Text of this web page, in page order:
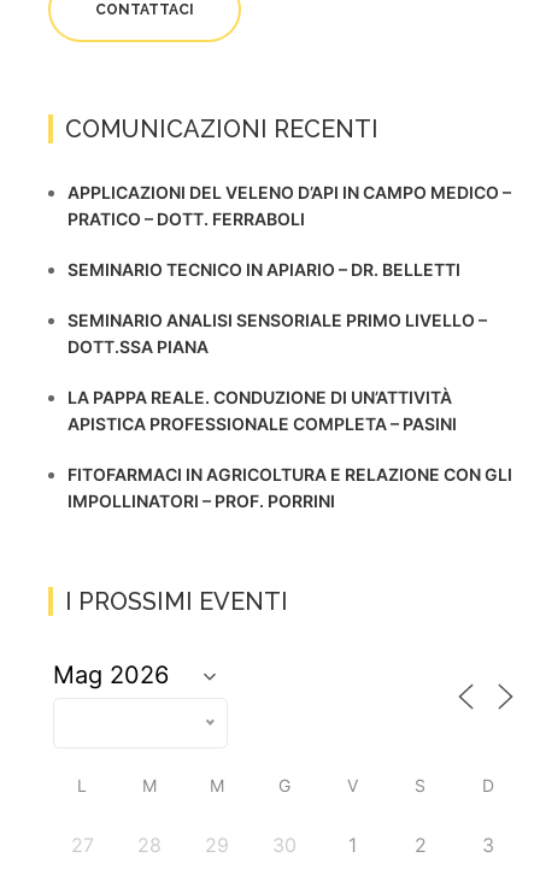
CONTATTACI
COMUNICAZIONI RECENTI
APPLICAZIONI DEL VELENO D’API IN CAMPO MEDICO –
PRATICO – DOTT. FERRABOLI
SEMINARIO TECNICO IN APIARIO – DR. BELLETTI
SEMINARIO ANALISI SENSORIALE PRIMO LIVELLO –
DOTT.SSA PIANA
LA PAPPA REALE. CONDUZIONE DI UN’ATTIVITÀ
APISTICA PROFESSIONALE COMPLETA – PASINI
FITOFARMACI IN AGRICOLTURA E RELAZIONE CON GLI
IMPOLLINATORI – PROF. PORRINI
I PROSSIMI EVENTI
L M M G V S D
27 28 29 30 1 2 3